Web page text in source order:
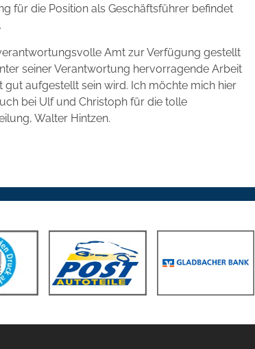
für die Position als Geschäftsführer befindet
Amt zur Verfügung gestellt
seiner Verantwortung hervorragende Arbeit
aufgestellt sein wird. Ich möchte mich hier
bei Ulf und Christoph für die tolle
Walter Hintzen.